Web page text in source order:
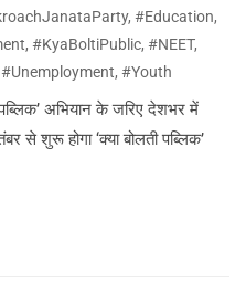
, #Education,
, #KyaBoltiPublic, #NEET,
#Unemployment, #Youth
अभियान के जरिए देशभर में
से शुरू होगा ‘क्या बोलती पब्लिक’